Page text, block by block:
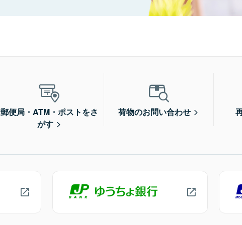
郵便局・ATM・ポストをさ
がす
荷物のお問い合わせ